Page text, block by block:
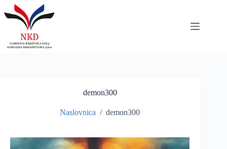
to
content
demon300
Naslovnica / demon300